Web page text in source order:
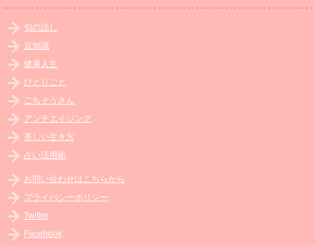
旬の話し
豆知識
健康人生
ひとりごと
ごちそうさん
アンチエイジング
美しい生き方
占い活用術
お問い合わせはこちらから
プライバシーポリシー
Twitter
Facebook